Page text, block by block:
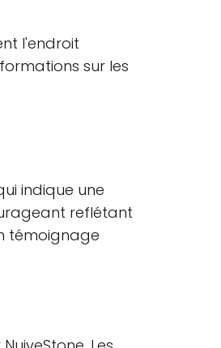
l'endroit
sur les
indique une
reflétant
témoignage